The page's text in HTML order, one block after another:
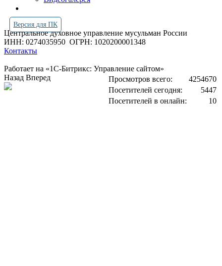
Версия для ПК
Центральное духовное управление мусульман России
ИНН: 0274035950 ОГРН: 1020200001348
Контакты
Работает на «1С-Битрикс: Управление сайтом»
Просмотров всего:
4254670
Посетителей сегодня:
5447
Посетителей в онлайн:
10
Назад Вперед